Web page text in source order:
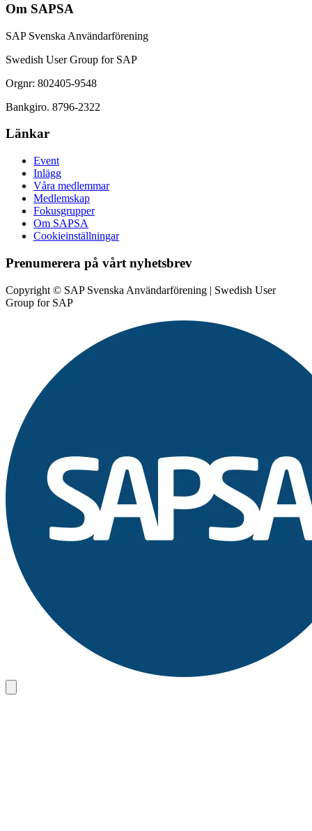
Om SAPSA
SAP Svenska Användarförening
Swedish User Group for SAP
Orgnr: 802405-9548
Bankgiro. 8796-2322
Länkar
Event
Inlägg
Våra medlemmar
Medlemskap
Fokusgrupper
Om SAPSA
Cookieinställningar
Prenumerera på vårt nyhetsbrev
Copyright © SAP Svenska Användarförening | Swedish User
Group for SAP